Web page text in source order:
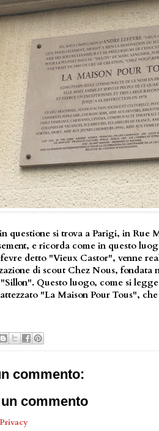
questione si trova a Parigi, in Rue
e ricorda come in questo
detto "Vieux Castor", venne
di scout Chez Nous, fondata
Questo luogo, come si
"La Maison Pour Tous",
commento:
commento